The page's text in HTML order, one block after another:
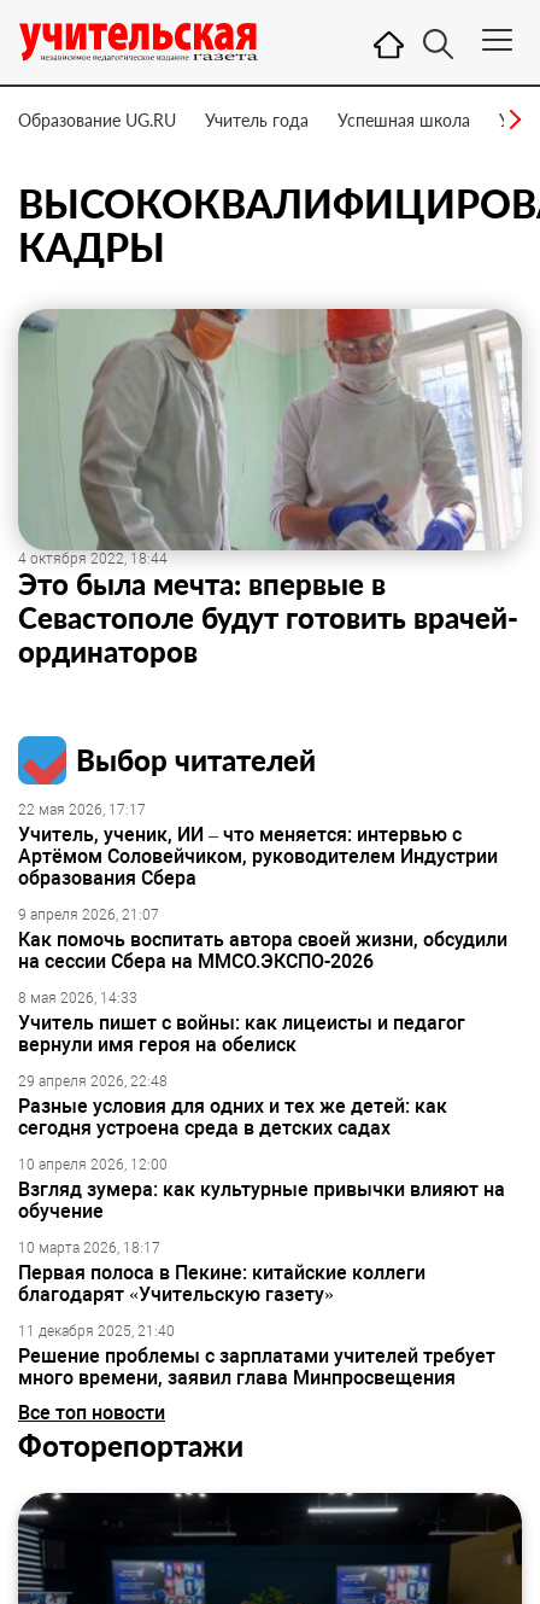
Образование UG.RU Учитель года Успешная школа
КАДРЫ
4 октября 2022, 18:44
Это была мечта: впервые в
Севастополе будут готовить врачей-
ординаторов
Выбор читателей
22 мая 2026, 17:17
Учитель, ученик, ИИ – что меняется: интервью с
Артёмом Соловейчиком, руководителем Индустрии
образования Сбера
9 апреля 2026, 21:07
Как помочь воспитать автора своей жизни, обсудили
на сессии Сбера на ММСО.ЭКСПО-2026
8 мая 2026, 14:33
Учитель пишет с войны: как лицеисты и педагог
вернули имя героя на обелиск
29 апреля 2026, 22:48
Разные условия для одних и тех же детей: как
сегодня устроена среда в детских садах
10 апреля 2026, 12:00
Взгляд зумера: как культурные привычки влияют на
обучение
10 марта 2026, 18:17
Первая полоса в Пекине: китайские коллеги
благодарят «Учительскую газету»
11 декабря 2025, 21:40
Решение проблемы с зарплатами учителей требует
много времени, заявил глава Минпросвещения
Все топ новости
Фоторепортажи